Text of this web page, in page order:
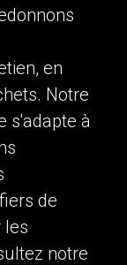
en
Notre
s'adapte à
de
les
notre